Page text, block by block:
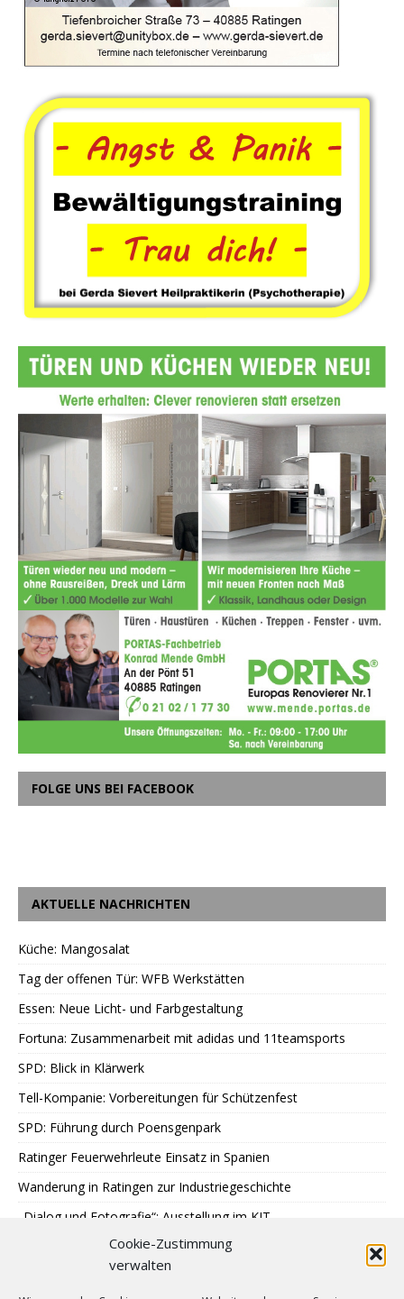
Cookie-Zustimmung
verwalten
FOLGE UNS BEI FACEBOOK
AKTUELLE NACHRICHTEN
Küche: Mangosalat
Tag der offenen Tür: WFB Werkstätten
Essen: Neue Licht- und Farbgestaltung
Fortuna: Zusammenarbeit mit adidas und 11teamsports
SPD: Blick in Klärwerk
Tell-Kompanie: Vorbereitungen für Schützenfest
SPD: Führung durch Poensgenpark
Ratinger Feuerwehrleute Einsatz in Spanien
Wanderung in Ratingen zur Industriegeschichte
„Dialog und Fotografie“: Ausstellung im KIT
Sondereinsatz der Polizei in Ratingen
Erstes Urteil gegen Betrügerbande